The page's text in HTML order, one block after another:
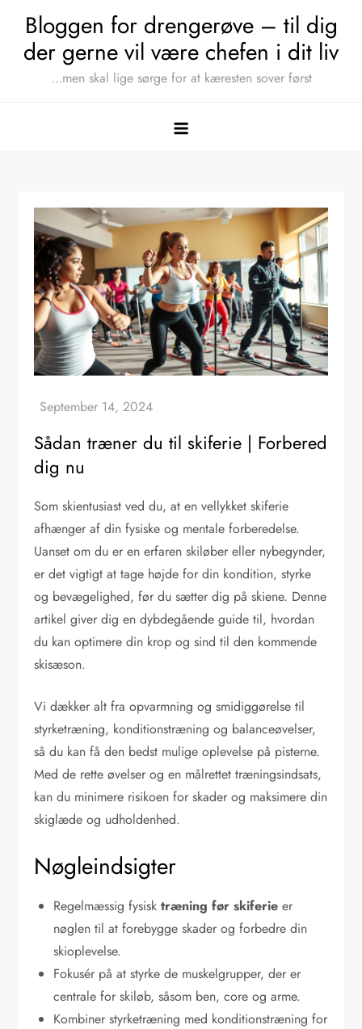
content
Bloggen for drengerøve – til dig
der gerne vil være chefen i dit liv
…men skal lige sørge for at kæresten sover først
Sådan træner du til skiferie | Forbered
dig nu
Som skientusiast ved du, at en vellykket skiferie
afhænger af din fysiske og mentale forberedelse.
Uanset om du er en erfaren skiløber eller nybegynder,
er det vigtigt at tage højde for din kondition, styrke
og bevægelighed, før du sætter dig på skiene. Denne
artikel giver dig en dybdegående guide til, hvordan
du kan optimere din krop og sind til den kommende
skisæson.
Vi dækker alt fra opvarmning og smidiggørelse til
styrketræning, konditionstræning og balanceøvelser,
så du kan få den bedst mulige oplevelse på pisterne.
Med de rette øvelser og en målrettet træningsindsats,
kan du minimere risikoen for skader og maksimere din
skiglæde og udholdenhed.
Nøgleindsigter
Regelmæssig fysisktræning før skiferie er
nøglen til at forebygge skader og forbedre din
skioplevelse.
Fokusér på at styrke de muskelgrupper, der er
centrale for skiløb, såsom ben, core og arme.
Kombiner styrketræning med konditionstræning for